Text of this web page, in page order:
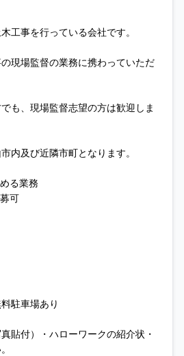
工事を行っている会社です。
現場監督の業務に携わっていただ
も、現場監督志望の方は歓迎しま
内及び近隣市町となります。
る業務
可
駐車場あり
貼付）・ハローワークの紹介状・